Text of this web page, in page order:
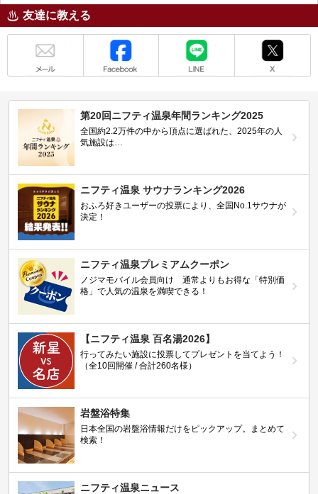
友達に教える
第20回ニフティ温泉年間ランキング2025
全国約2.2万件の中から頂点に選ばれた、2025年の人
気施設は…
ニフティ温泉 サウナランキング2026
おふろ好きユーザーの投票により、全国No.1サウナが
決定！
ニフティ温泉プレミアムクーポン
ノジマモバイル会員向け 通常よりもお得な「特別価
格」で人気の温泉を満喫できる！
【ニフティ温泉 百名湯2026】
行ってみたい施設に投票してプレゼントを当てよう！
（全10回開催 / 合計260名様）
岩盤浴特集
日本全国の岩盤浴情報だけをピックアップ。まとめて
検索！
ニフティ温泉ニュース